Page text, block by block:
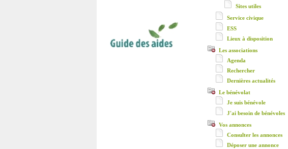
Sites utiles
Service civique
ESS
Lieux à disposition
Les associations
Agenda
Rechercher
Dernières actualités
Le bénévolat
Je suis bénévole
J'ai besoin de bénévoles
Vos annonces
Consulter les annonces
Déposer une annonce